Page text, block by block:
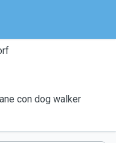
con dog walker